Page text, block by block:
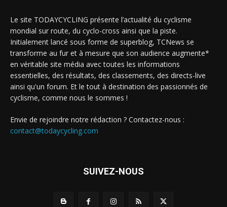
Le site TODAYCYCLING présente l’actualité du cyclisme
mondial sur route, du cyclo-cross ainsi que la piste.
Initialement lancé sous forme de superblog, TCNews se
transforme au fur et à mesure que son audience augmente*
en véritable site média avec toutes les informations
essentielles, des résultats, des classements, des directs-live
ainsi qu'un forum. Et le tout à destination des passionnés de
cyclisme, comme nous le sommes !
Envie de rejoindre notre rédaction ? Contactez-nous :
contact@todaycycling.com
SUIVEZ-NOUS